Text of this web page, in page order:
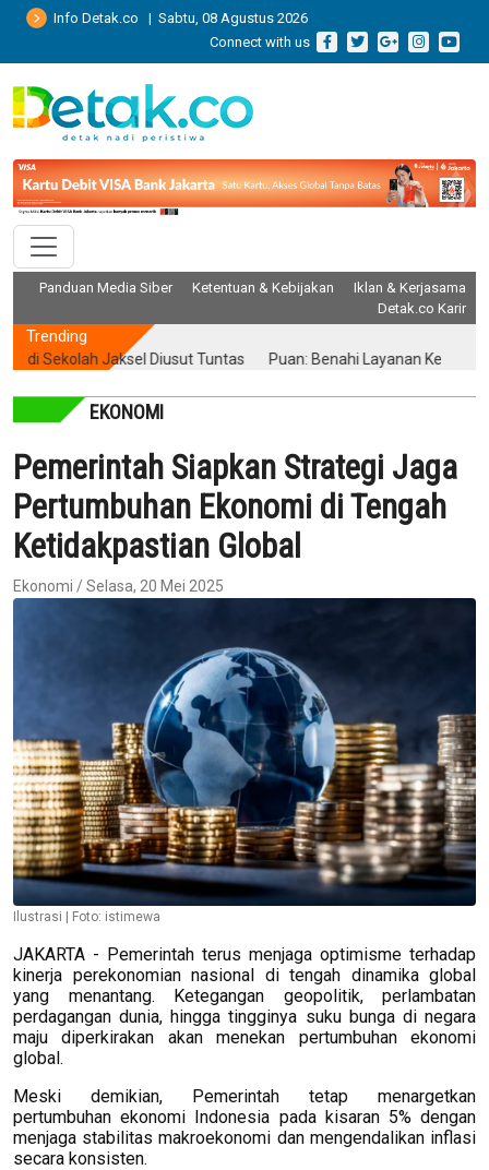
Info Detak.co | Sabtu, 08 Agustus 2026
Connect with us
Panduan Media Siber Ketentuan & Kebijakan
Iklan & Kerjasama
Detak.co Karir
Trending
Jaksel Diusut Tuntas Puan: Benahi Layanan Kesehatan
EKONOMI
Pemerintah Siapkan Strategi Jaga
Pertumbuhan Ekonomi di Tengah
Ketidakpastian Global
Ekonomi / Selasa, 20 Mei 2025
Ilustrasi | Foto: istimewa
JAKARTA - Pemerintah terus menjaga optimisme terhadap
kinerja perekonomian nasional di tengah dinamika global
yang menantang. Ketegangan geopolitik, perlambatan
perdagangan dunia, hingga tingginya suku bunga di negara
maju diperkirakan akan menekan pertumbuhan ekonomi
global.
Meski demikian, Pemerintah tetap menargetkan
pertumbuhan ekonomi Indonesia pada kisaran 5% dengan
menjaga stabilitas makroekonomi dan mengendalikan inflasi
secara konsisten.